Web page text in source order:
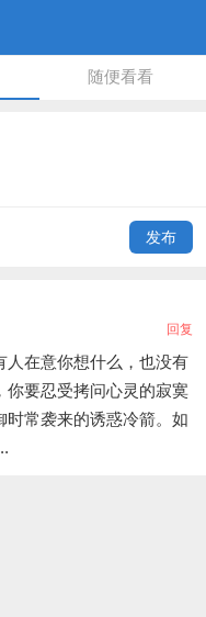
随便看看
发布
回复
人在意你想什么，也没有
你要忍受拷问心灵的寂寞
常袭来的诱惑冷箭。如